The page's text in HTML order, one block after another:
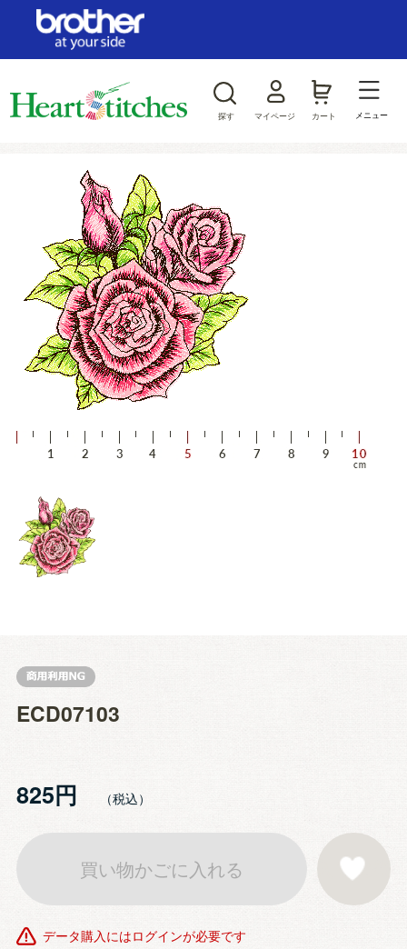
探す マイページ カート メニュー
ECD07103
825円
データ購入にはログインが必要です
買い物かごに入れる お気に入りに登
ログイン/新規会員登録
ジャンルから探す